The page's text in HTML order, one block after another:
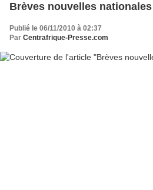
Brèves nouvelles nationales
Publié le 06/11/2010 à 02:37
Par Centrafrique-Presse.com